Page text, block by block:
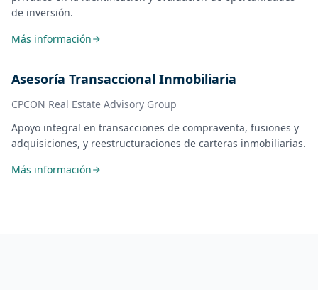
de inversión.
Más información
Asesoría Transaccional Inmobiliaria
CPCON Real Estate Advisory Group
Apoyo integral en transacciones de compraventa, fusiones y
adquisiciones, y reestructuraciones de carteras inmobiliarias.
Más información